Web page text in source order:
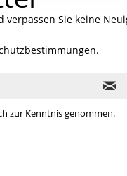
Sie keine
zur Kenntnis genommen.